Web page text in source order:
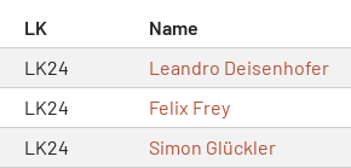
LK Name
LK24 Leandro Deisenhofer
LK24 Felix Frey
LK24 Simon Glückler